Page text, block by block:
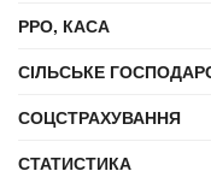
РРО, КАСА
СІЛЬСЬКЕ
СОЦСТРАХУВАННЯ
СТАТИСТИКА